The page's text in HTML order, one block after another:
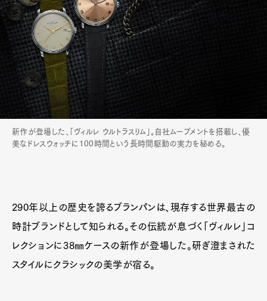
新作が登場した、「ヴィルレ ウルトラスリム」。自社ムーブメントを搭載し、優
美なドレスウォッチに100時間という長時間駆動の実力を秘める。
290年以上の歴史を誇るブランパンは、現存する世界最古の
時計ブランドとして知られる。その伝統が息づく「ヴィルレ」コ
レクションに38㎜ケースの新作が登場した。研ぎ澄まされた
スタイルにクラシックの美学が宿る。